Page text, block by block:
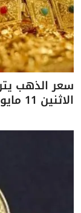
الاثنين 11 مايو 2026